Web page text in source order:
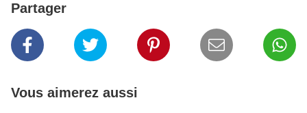
Partager
Vous aimerez aussi